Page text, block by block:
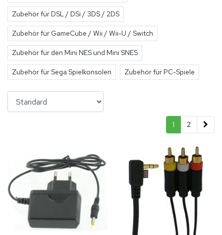
Zubehör für DSL / DSi / 3DS / 2DS
Zubehör für GameCube / Wii / Wii-U / Switch
Zubehör für den Mini NES und Mini SNES
Zubehör für Sega Spielkonsolen Zubehör für PC-Spiele
1 2